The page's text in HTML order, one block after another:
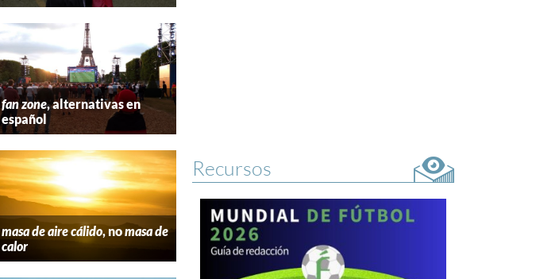
fan zone, alternativas en
español
masa de aire cálido, nomasa de
calor
Recursos